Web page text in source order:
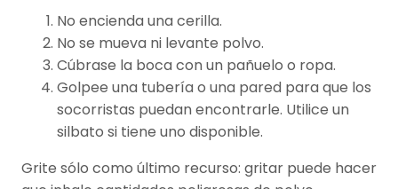
No encienda una cerilla.
No se mueva ni levante polvo.
Cúbrase la boca con un pañuelo o ropa.
Golpee una tubería o una pared para que los
socorristas puedan encontrarle. Utilice un
silbato si tiene uno disponible.
Grite sólo como último recurso: gritar puede hacer